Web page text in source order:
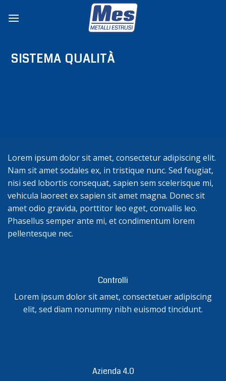
SISTEMA QUALITÀ
Lorem ipsum dolor sit amet, consectetur adipiscing elit.
Nam sit amet sodales ex, in tristique nunc. Sed feugiat,
nisi sed lobortis consequat, sapien sem scelerisque mi,
vehicula laoreet ex sapien sit amet magna. Donec sit
amet odio gravida, porttitor leo eget, convallis leo.
Phasellus semper ante mi, et condimentum lorem
pellentesque nec.
Controlli
Lorem ipsum dolor sit amet, consectetuer adipiscing
elit, sed diam nonummy nibh euismod tincidunt.
Azienda 4.0